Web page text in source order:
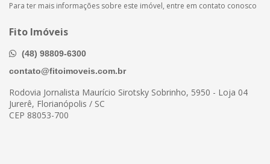
Para ter mais informações sobre este imóvel, entre em contato conosco
Fito Imóveis
(48) 98809-6300
contato@fitoimoveis.com.br
Rodovia Jornalista Maurício Sirotsky Sobrinho, 5950 - Loja 04
Jurerê, Florianópolis / SC
CEP 88053-700